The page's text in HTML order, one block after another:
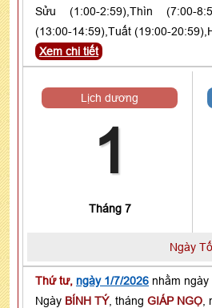
Sửu (1:00-2:59),Thìn (7:00-
(13:00-14:59),Tuất (19:00-
Xem chi tiết
Lịch dương
1
Tháng 7
Ngày
Thứ tư, ngày 1/7/2026 nhằm ngày
Ngày BÍNH TÝ, tháng GIÁP NGỌ